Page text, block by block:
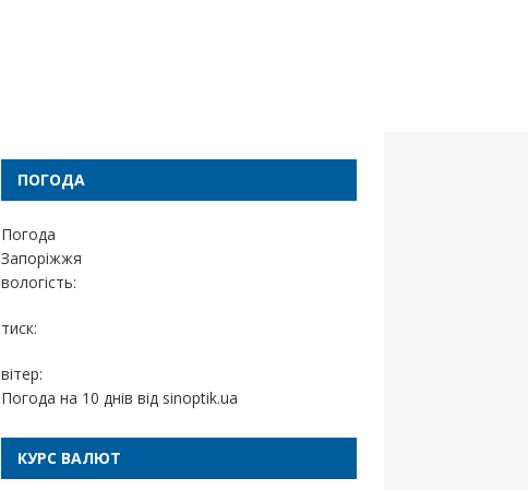
ПОГОДА
Погода
Запоріжжя
вологість:
тиск:
вітер:
Погода на 10 днів від sinoptik.ua
КУРС ВАЛЮТ